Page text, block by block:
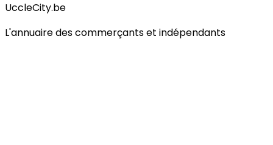
UccleCity.be
L'annuaire des commerçants et indépendants